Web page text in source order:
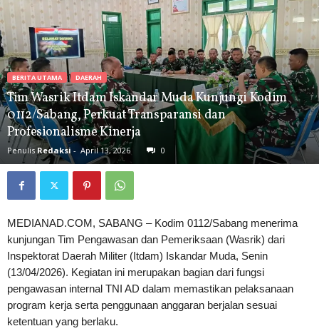
BERITA UTAMA DAERAH
Tim Wasrik Itdam Iskandar Muda Kunjungi Kodim
0112/Sabang, Perkuat Transparansi dan
Profesionalisme Kinerja
Penulis Redaksi - April 13, 2026 0
MEDIANAD.COM, SABANG – Kodim 0112/Sabang menerima
kunjungan Tim Pengawasan dan Pemeriksaan (Wasrik) dari
Inspektorat Daerah Militer (Itdam) Iskandar Muda, Senin
(13/04/2026). Kegiatan ini merupakan bagian dari fungsi
pengawasan internal TNI AD dalam memastikan pelaksanaan
program kerja serta penggunaan anggaran berjalan sesuai
ketentuan yang berlaku.